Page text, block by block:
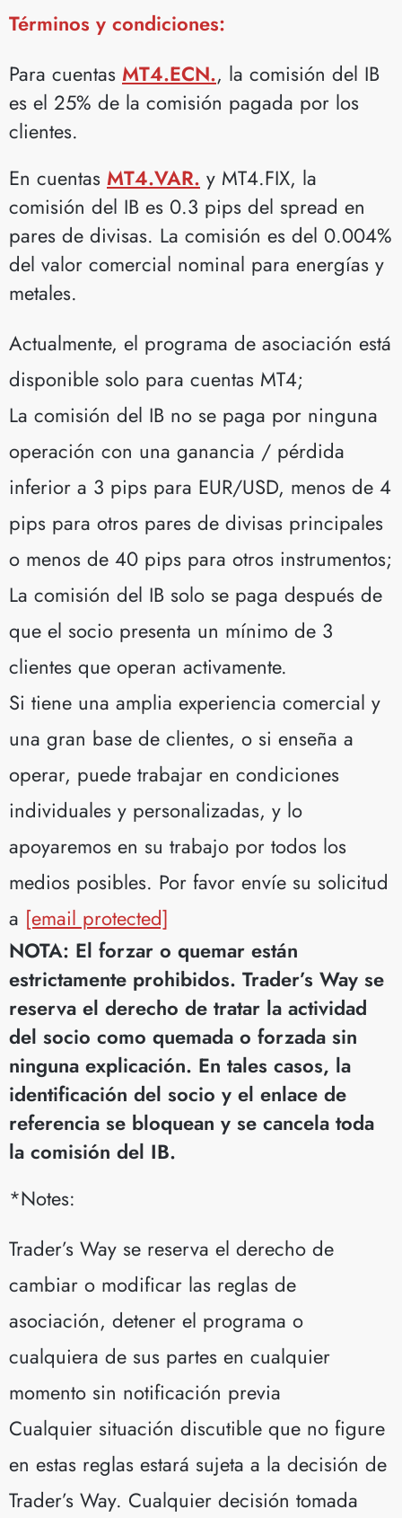
Términos y condiciones:
Para cuentas MT4.ECN., la comisión del IB
es el 25% de la comisión pagada por los
clientes.
En cuentas MT4.VAR. y MT4.FIX, la
comisión del IB es 0.3 pips del spread en
pares de divisas. La comisión es del 0.004%
del valor comercial nominal para energías y
metales.
Actualmente, el programa de asociación está
disponible solo para cuentas MT4;
La comisión del IB no se paga por ninguna
operación con una ganancia / pérdida
inferior a 3 pips para EUR/USD, menos de 4
pips para otros pares de divisas principales
o menos de 40 pips para otros instrumentos;
La comisión del IB solo se paga después de
que el socio presenta un mínimo de 3
clientes que operan activamente.
Si tiene una amplia experiencia comercial y
una gran base de clientes, o si enseña a
operar, puede trabajar en condiciones
individuales y personalizadas, y lo
apoyaremos en su trabajo por todos los
medios posibles. Por favor envíe su solicitud
a [email protected]
NOTA: El forzar o quemar están
estrictamente prohibidos. Trader’s Way se
reserva el derecho de tratar la actividad
del socio como quemada o forzada sin
ninguna explicación. En tales casos, la
identificación del socio y el enlace de
referencia se bloquean y se cancela toda
la comisión del IB.
*Notes:
Trader’s Way se reserva el derecho de
cambiar o modificar las reglas de
asociación, detener el programa o
cualquiera de sus partes en cualquier
momento sin notificación previa
Cualquier situación discutible que no figure
en estas reglas estará sujeta a la decisión de
Trader’s Way. Cualquier decisión tomada